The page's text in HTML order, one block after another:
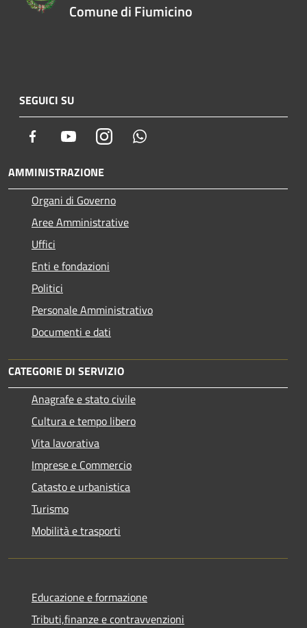
Comune di Fiumicino
SEGUICI SU
Facebook YoutubeInstagram
AMMINISTRAZIONE
Organi di Governo
Aree Amministrative
Uffici
Enti e fondazioni
Politici
Personale Amministrativo
Documenti e dati
CATEGORIE DI SERVIZIO
Anagrafe e stato civile
Cultura e tempo libero
Vita lavorativa
Imprese e Commercio
Catasto e urbanistica
Turismo
Mobilità e trasporti
Educazione e formazione
Tributi,finanze e contravvenzioni